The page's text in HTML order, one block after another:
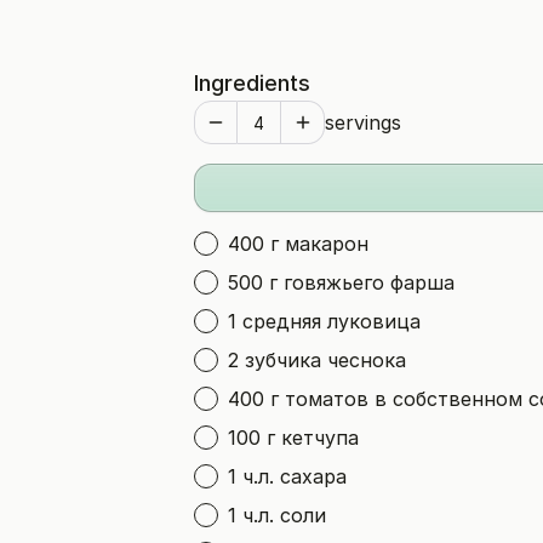
Ingredients
servings
400 г макарон
500 г говяжьего фарша
1 средняя луковица
2 зубчика чеснока
400 г томатов в собственном
100 г кетчупа
1 ч.л. сахара
1 ч.л. соли